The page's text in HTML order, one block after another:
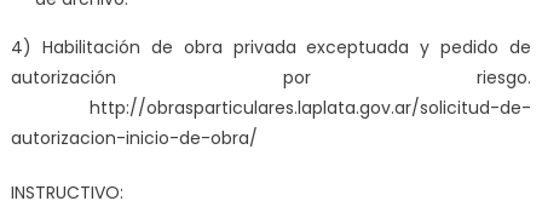
4) Habilitación de obra privada exceptuada y pedido de
autorización por riesgo.
http://obrasparticulares.laplata.gov.ar/solicitud-de-
autorizacion-inicio-de-obra/
INSTRUCTIVO: